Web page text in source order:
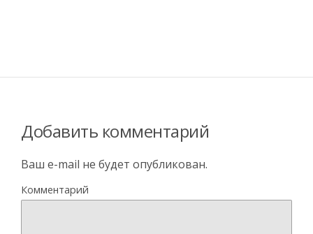
Добавить комментарий
Ваш e-mail не будет опубликован.
Комментарий